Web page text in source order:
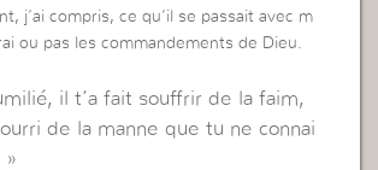
j’ai compris, ce qu’il se passait avec m
ou pas les commandements de Dieu.
il t’a fait souffrir de la faim,
de la manne que tu ne connai
»